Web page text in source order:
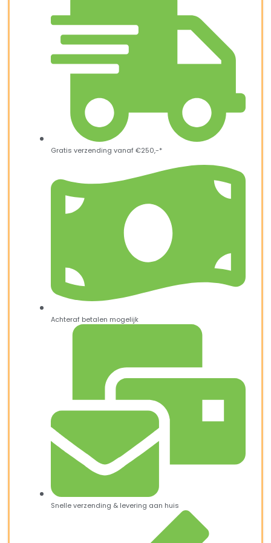
Gratis verzending vanaf €250,-*
Achteraf betalen mogelijk
Snelle verzending & levering aan huis